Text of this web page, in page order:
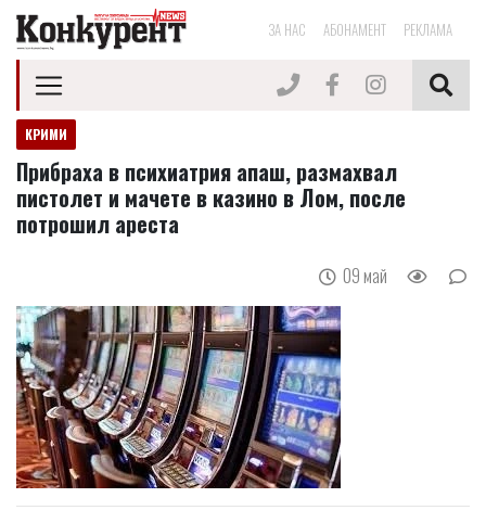
ЗА НАС АБОНАМЕНТ РЕКЛАМА
КРИМИ
Прибраха в психиатрия апаш, размахвал
пистолет и мачете в казино в Лом, после
потрошил ареста
09 май